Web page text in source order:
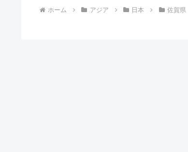
ホーム アジア 日本 佐賀県